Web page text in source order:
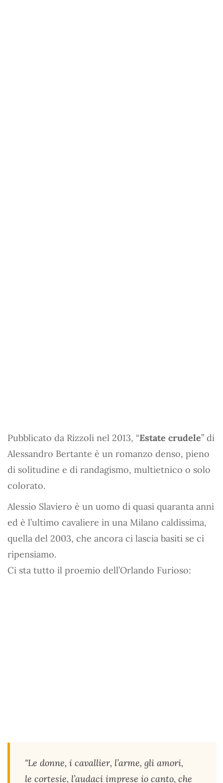
Pubblicato da Rizzoli nel 2013, “Estate crudele” di
Alessandro Bertante è un romanzo denso, pieno
di solitudine e di randagismo, multietnico o solo
colorato.
Alessio Slaviero è un uomo di quasi quaranta anni
ed è l’ultimo cavaliere in una Milano caldissima,
quella del 2003, che ancora ci lascia basiti se ci
ripensiamo.
Ci sta tutto il proemio dell’Orlando Furioso:
"Le donne, i cavallier, l’arme, gli amori,
le cortesie, l’audaci imprese io canto, che